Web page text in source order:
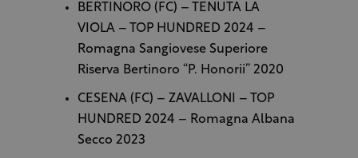
BERTINORO (FC) – TENUTA LA
VIOLA – TOP HUNDRED 2024 –
Romagna Sangiovese Superiore
Riserva Bertinoro “P. Honorii” 2020
CESENA (FC) – ZAVALLONI – TOP
HUNDRED 2024 – Romagna Albana
Secco 2023